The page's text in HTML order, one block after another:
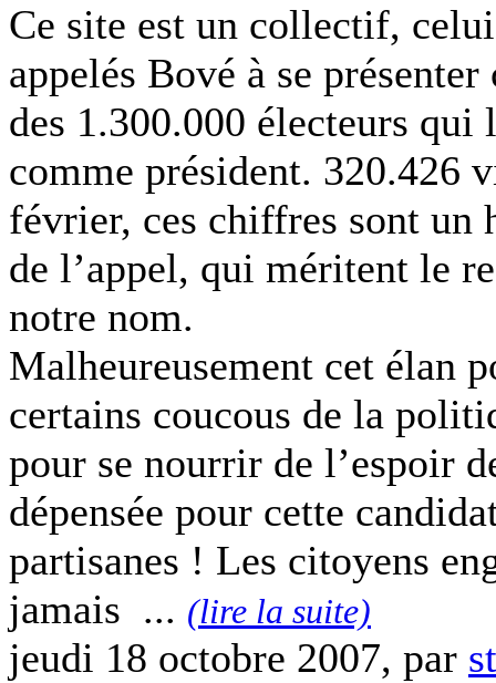
Ce site est un collectif,
appelés Bové à se
des 1.300.000 électeurs
comme président. 320.426
février, ces chiffres sont un
de l’appel, qui méritent le
notre nom.
Malheureusement cet élan
certains coucous de la
pour se nourrir de l’espoir
dépensée pour cette
partisanes ! Les citoyens
jamais ... (lire la suite)
jeudi 18 octobre 2007, par